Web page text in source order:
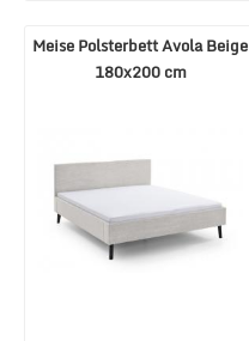
Meise Polsterbett Avola Beige
180x200 cm